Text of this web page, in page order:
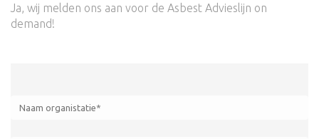
Ja, wij melden ons aan voor de Asbest Advieslijn on
demand!